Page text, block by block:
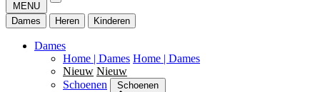
MENU
Dames
Heren Kinderen
Dames
Home | Dames Home | Dames
Nieuw Nieuw
Schoenen
Schoenen